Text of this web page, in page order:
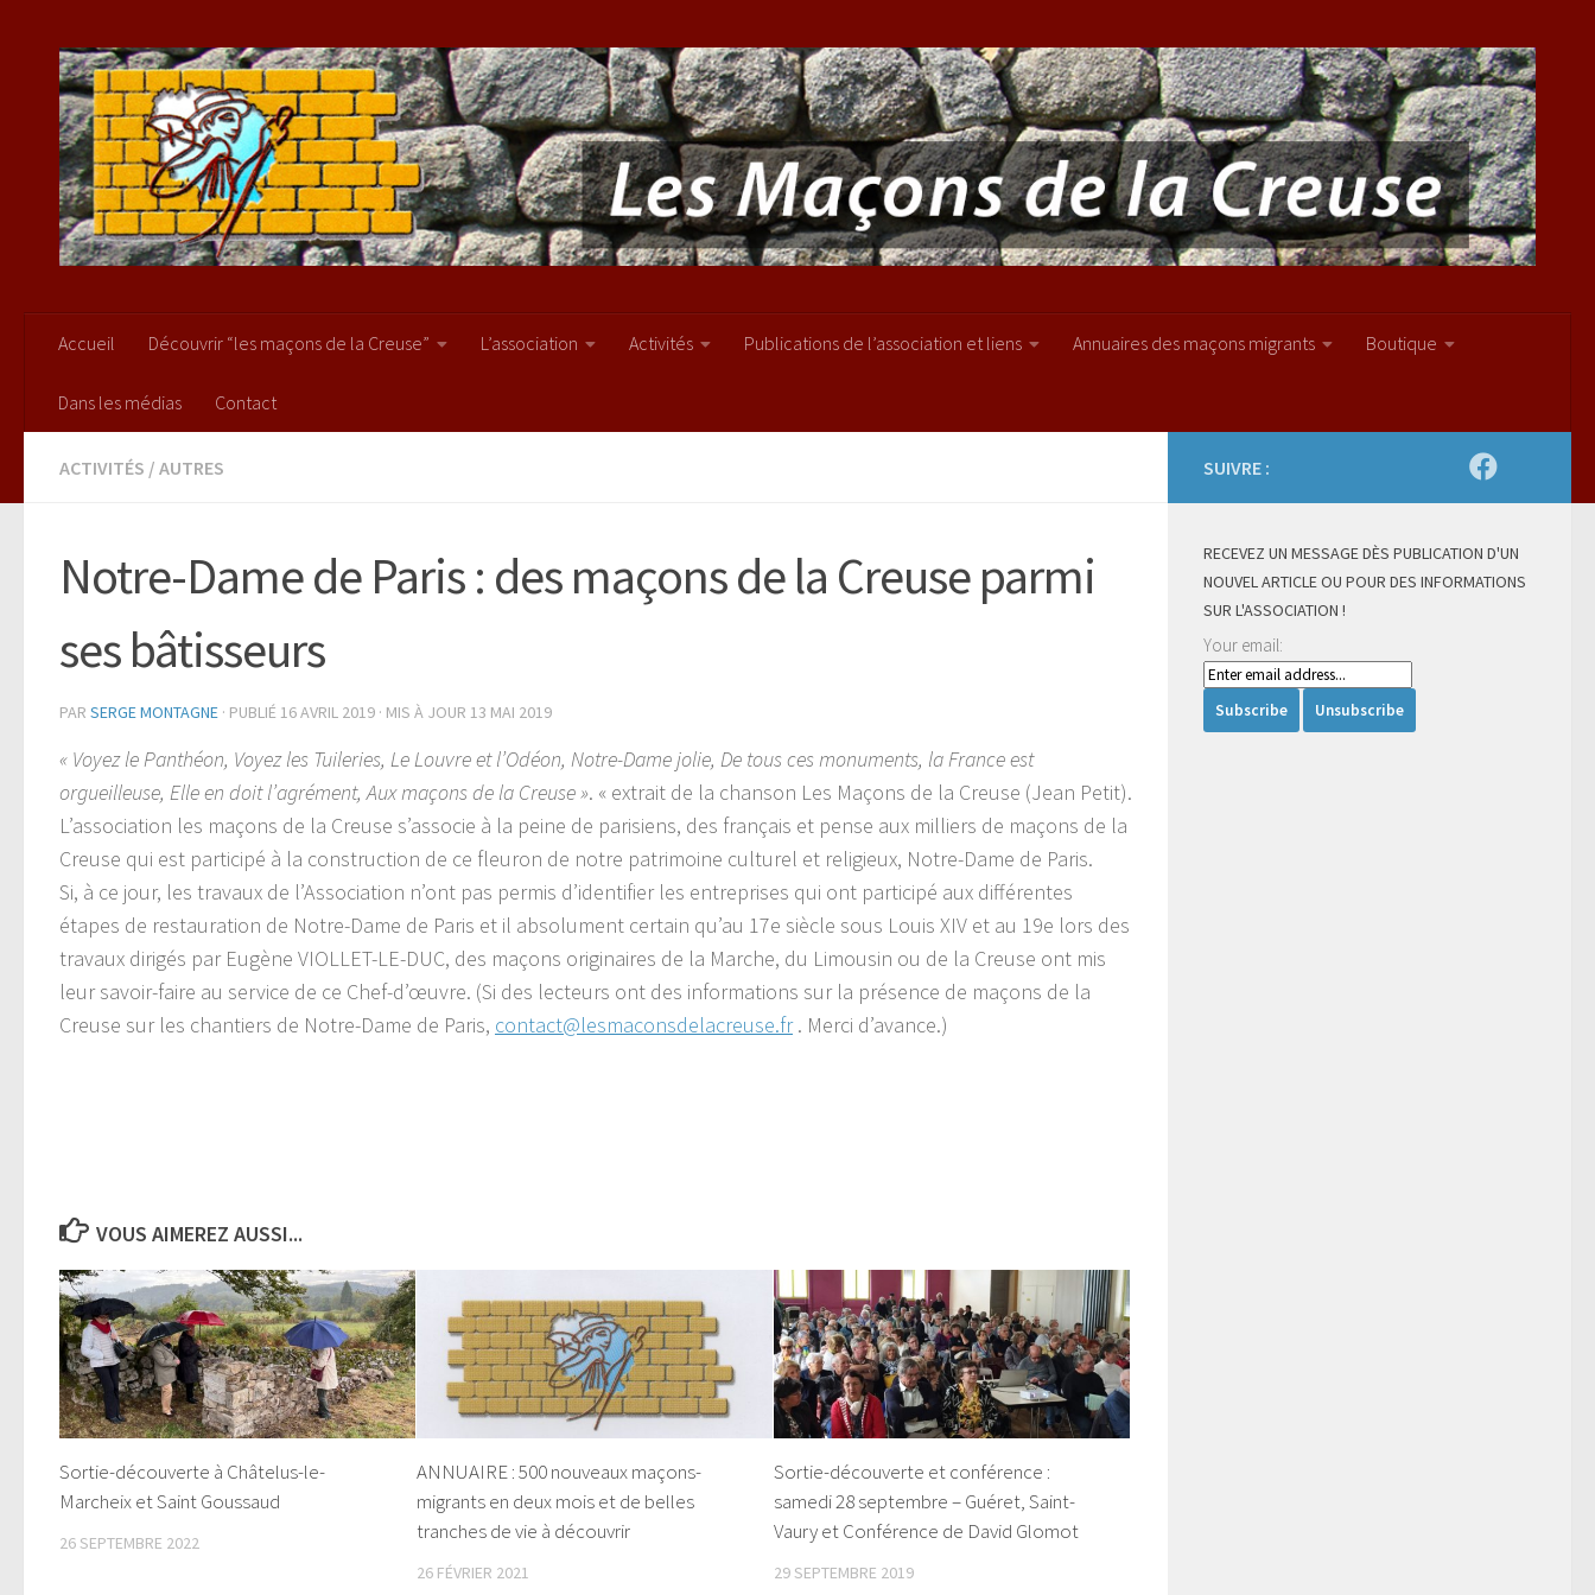
Accueil Découvrir “les maçons de la Creuse” L’association Activités Publications de l’association et liens Annuaires des maçons migrants Boutique
Dans les médias Contact
ACTIVITÉS / AUTRES
Notre-Dame de Paris : des maçons de la Creuse parmi
ses bâtisseurs
PAR SERGE MONTAGNE · PUBLIÉ 16 AVRIL 2019 · MIS À JOUR 13 MAI 2019
« Voyez le Panthéon, Voyez les Tuileries, Le Louvre et l’Odéon, Notre-Dame jolie, De tous ces monuments, la France est
orgueilleuse, Elle en doit l’agrément, Aux maçons de la Creuse ». « extrait de la chanson Les Maçons de la Creuse (Jean Petit).
L’association les maçons de la Creuse s’associe à la peine de parisiens, des français et pense aux milliers de maçons de la
Creuse qui est participé à la construction de ce fleuron de notre patrimoine culturel et religieux, Notre-Dame de Paris.
Si, à ce jour, les travaux de l’Association n’ont pas permis d’identifier les entreprises qui ont participé aux différentes
étapes de restauration de Notre-Dame de Paris et il absolument certain qu’au 17e siècle sous Louis XIV et au 19e lors des
travaux dirigés par Eugène VIOLLET-LE-DUC, des maçons originaires de la Marche, du Limousin ou de la Creuse ont mis
leur savoir-faire au service de ce Chef-d’œuvre. (Si des lecteurs ont des informations sur la présence de maçons de la
Creuse sur les chantiers de Notre-Dame de Paris, contact@lesmaconsdelacreuse.fr. Merci d’avance.)
VOUS AIMEREZ AUSSI...
Sortie-découverte à Châtelus-le-
Marcheix et Saint Goussaud
26 SEPTEMBRE 2022
ANNUAIRE : 500 nouveaux maçons-
migrants en deux mois et de belles
tranches de vie à découvrir
26 FÉVRIER 2021
Sortie-découverte et conférence :
samedi 28 septembre – Guéret, Saint-
Vaury et Conférence de David Glomot
29 SEPTEMBRE 2019
SUIVRE :
RECEVEZ UN MESSAGE DÈS PUBLICATION D'UN
NOUVEL ARTICLE OU POUR DES INFORMATIONS
SUR L'ASSOCIATION !
Your email: